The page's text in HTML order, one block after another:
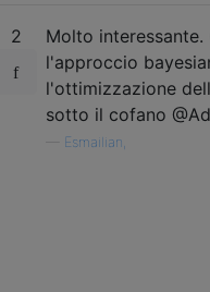
2
Molto
l'approccio
l'ottimizzazione
sotto il cofano
Esmailian,